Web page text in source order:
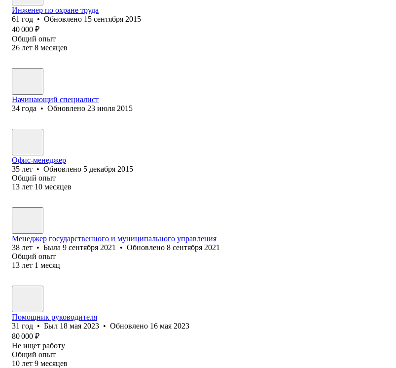
Инженер по охране труда
61 год • Обновлено 15 сентября 2015
40 000 ₽
Общий опыт
26 лет 8 месяцев
Начинающий специалист
34 года • Обновлено 23 июля 2015
Офис-менеджер
35 лет • Обновлено 5 декабря 2015
Общий опыт
13 лет 10 месяцев
Менеджер государственного и муниципального управления
38 лет • Была 9 сентября 2021 • Обновлено 8 сентября 2021
Общий опыт
13 лет 1 месяц
Помощник руководителя
31 год • Был 18 мая 2023 • Обновлено 16 мая 2023
80 000 ₽
Не ищет работу
Общий опыт
10 лет 9 месяцев